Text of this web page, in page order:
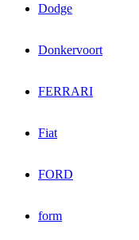
Dodge
Donkervoort
FERRARI
Fiat
FORD
form